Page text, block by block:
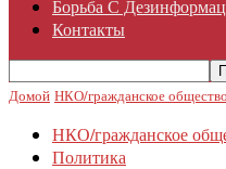
Борьба С
Контакты
Домой НКО/гражданское общество
НКО/гражданское
Политика